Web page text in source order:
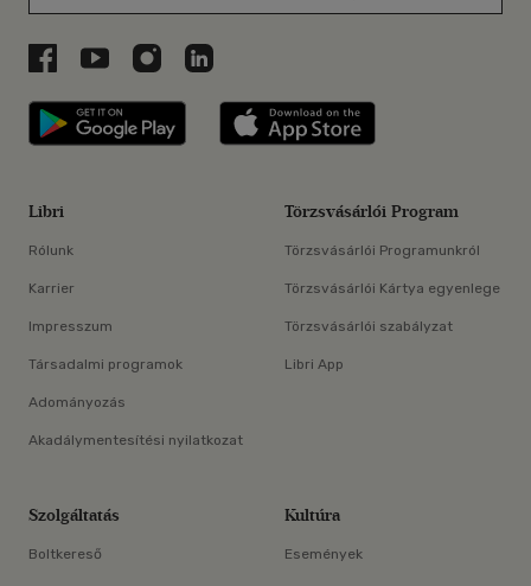
Libri a Facebookon
Libri a Youtube-on
Libri az Instagramon
Libri a LinkedInen
Libri applikáció Szerezd meg: Google
Libri
Rólunk
Karrier
Impresszum
Társadalmi programok
Adományozás
Akadálymentesítési nyilatkozat
Törzsvásárlói Program
Törzsvásárlói Programunkról
Törzsvásárlói Kártya egyenlege
Törzsvásárlói szabályzat
Libri App
Szolgáltatás
Boltkereső
Kultúra
Események